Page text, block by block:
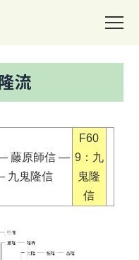
流
藤原師信 ―
九鬼隆信
F60
9：九
鬼隆
信